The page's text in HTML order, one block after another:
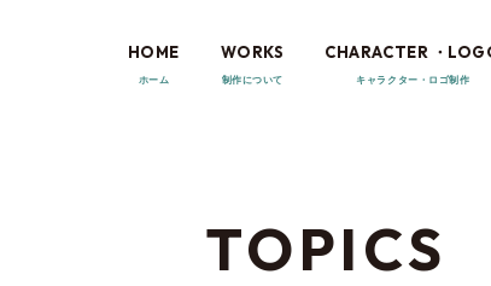
HOME WORKS CHARACTER ・
TOPICS